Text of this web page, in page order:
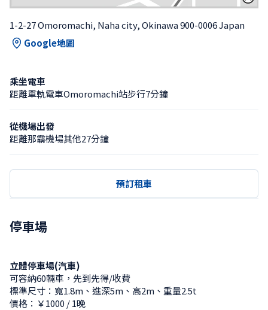
1-2-27 Omoromachi, Naha city, Okinawa 900-0006 Japan
Google地圖
乘坐電車
距離單軌電車Omoromachi站步行7分鐘
從機場出發
距離那霸機場其他27分鐘
預訂租車
停車場
立體停車場(汽車)
可容納60輛車，先到先得/收費
標準尺寸：寬1.8m、進深5m、高2m、重量2.5t
價格：￥1000 / 1晚